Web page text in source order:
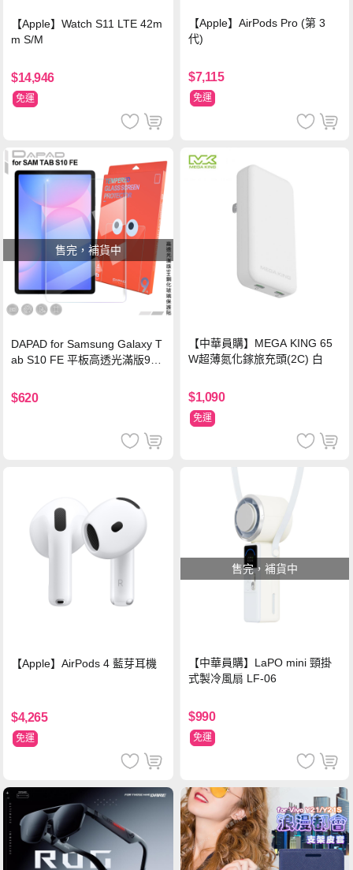
【Apple】Watch S11 LTE 42m
m S/M
$14,946
免運
【Apple】AirPods Pro (第 3
代)
$7,115
免運
售完，補貨中
DAPAD for Samsung Galaxy T
ab S10 FE 平板高透光滿版9H
$620
【中華員購】MEGA KING 65
W超薄氮化鎵旅充頭(2C) 白
$1,090
免運
【Apple】AirPods 4 藍芽耳機
$4,265
免運
售完，補貨中
【中華員購】LaPO mini 頸掛
式製冷風扇 LF-06
$990
免運